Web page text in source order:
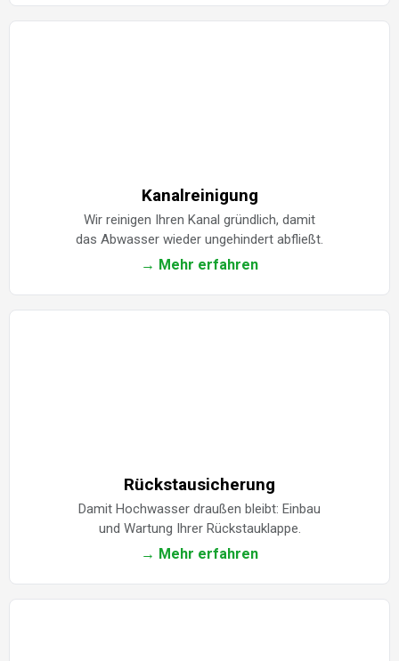
Kanalreinigung
Wir reinigen Ihren Kanal gründlich, damit
das Abwasser wieder ungehindert abfließt.
→ Mehr erfahren
Rückstausicherung
Damit Hochwasser draußen bleibt: Einbau
und Wartung Ihrer Rückstauklappe.
→ Mehr erfahren